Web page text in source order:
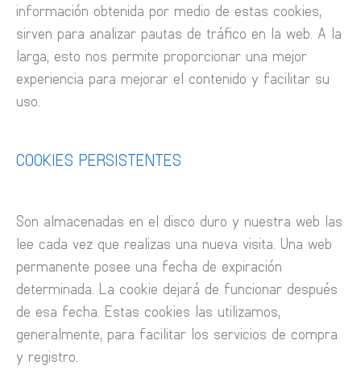
información obtenida por medio de estas cookies,
sirven para analizar pautas de tráfico en la web. A la
larga, esto nos permite proporcionar una mejor
experiencia para mejorar el contenido y facilitar su
uso.
COOKIES PERSISTENTES
Son almacenadas en el disco duro y nuestra web las
lee cada vez que realizas una nueva visita. Una web
permanente posee una fecha de expiración
determinada. La cookie dejará de funcionar después
de esa fecha. Estas cookies las utilizamos,
generalmente, para facilitar los servicios de compra
y registro.